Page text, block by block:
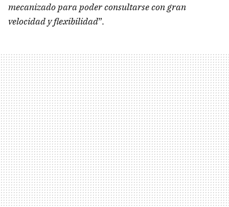
mecanizado para poder consultarse con gran
velocidad y flexibilidad”.